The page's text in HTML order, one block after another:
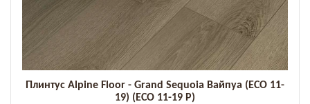
Плинтус Alpine Floor - Grand Sequoia Вайпуа (ECO 11-
19) (ECO 11-19 P)